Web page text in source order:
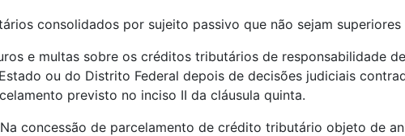
consolidados por sujeito passivo que não sejam
e multas sobre os créditos tributários de responsabilidade
ou do Distrito Federal depois de decisões judiciais
previsto no inciso II da cláusula quinta.
concessão de parcelamento de crédito tributário objeto de